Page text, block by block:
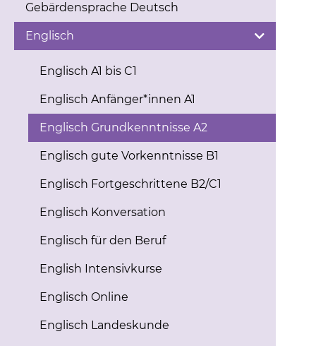
Gebärdensprache Deutsch
Englisch
Englisch A1 bis C1
Englisch Anfänger*innen A1
Englisch Grundkenntnisse A2
Englisch gute Vorkenntnisse B1
Englisch Fortgeschrittene B2/C1
Englisch Konversation
Englisch für den Beruf
English Intensivkurse
Englisch Online
Englisch Landeskunde